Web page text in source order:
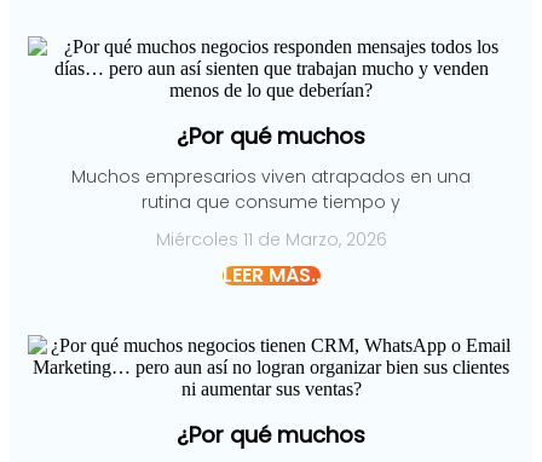
¿Por qué muchos
Muchos empresarios viven atrapados en una
rutina que consume tiempo y
Miércoles 11 de Marzo, 2026
LEER MÁS..
¿Por qué muchos